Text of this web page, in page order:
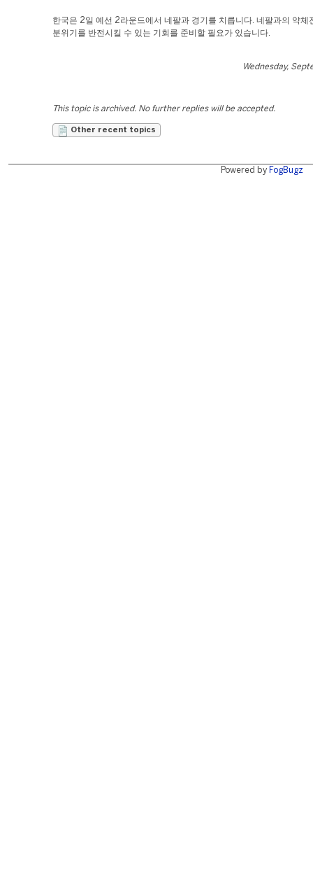
한국은 2일 예선 2라운드에서 네팔과 경기를 치릅니다. 네팔과의 약체
분위기를 반전시킬 수 있는 기회를 준비할 필요가 있습니다.
Wednesday,
This topic is archived. No further replies will be accepted.
Other recent topics
Powered by FogBugz